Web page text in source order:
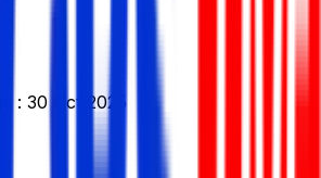
: 30 Oct 2025